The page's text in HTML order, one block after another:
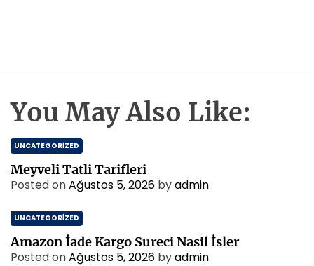
You May Also Like:
UNCATEGORIZED
Meyveli Tatli Tarifleri
Posted onAğustos 5, 2026 byadmin
UNCATEGORIZED
Amazon İade Kargo Sureci Nasil İsler
Posted onAğustos 5, 2026 byadmin